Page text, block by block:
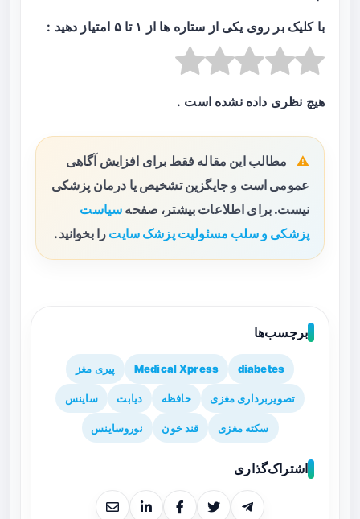
با کلیک بر روی یکی از ستاره ها از ۱ تا ۵ امتیاز دهید :
هیچ نظری داده نشده است .
مطالب این مقاله فقط برای افزایش آگاهی
عمومی است و جایگزین تشخیص یا درمان پزشکی
نیست. برای اطلاعات بیشتر، صفحه سیاست
پزشکی و سلب مسئولیت پزشک سایت را بخوانید.
برچسب‌ها
diabetes
Medical Xpress پیری مغز
تصویربرداری مغزی حافظه دیابت ساینس
سکته مغزی قند خون نوروساینس
اشتراک‌گذاری